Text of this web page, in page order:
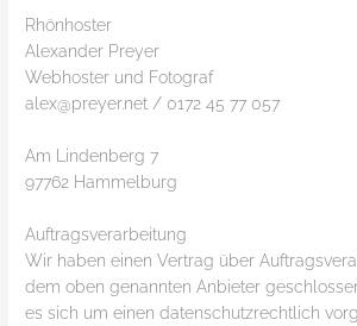
Rhönhoster
Alexander Preyer
Webhoster und Fotograf
alex@preyer.net / 0172 45 77 057
Am Lindenberg 7
97762 Hammelburg
Auftragsverarbeitung
Wir haben einen Vertrag über
dem oben genannten Anbieter
es sich um einen datenschutzrechtlich